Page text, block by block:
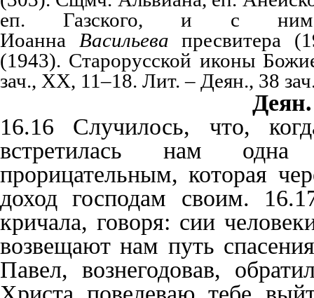
еп. Газского, и с
Иоанна Васильева пресвитера
(1943). Старорусской иконы
зач., XX, 11–18. Лит. – Деян., 38
16.16 Случилось, что,
встретилась нам
прорицательным, которая
доход господам своим.
кричала, говоря: сии
возвещают нам путь
Павел, вознегодовав,